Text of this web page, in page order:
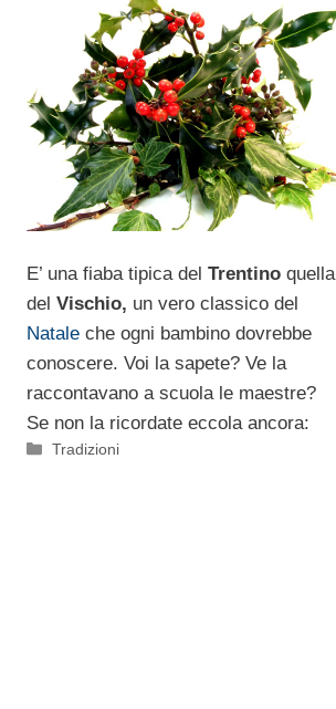
E’ una fiaba tipica del Trentinoquella
del Vischio, un vero classico del
Natale che ogni bambino dovrebbe
conoscere. Voi la sapete? Ve la
raccontavano a scuola le maestre?
Se non la ricordate eccola ancora:
Categorie
Tradizioni